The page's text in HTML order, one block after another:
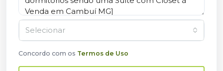
Selecionar
Concordo com os Termos de Uso